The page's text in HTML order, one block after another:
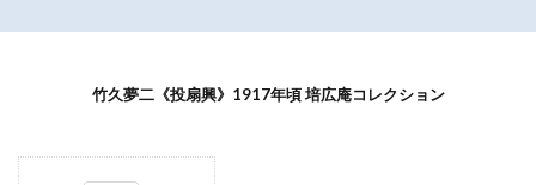
竹久夢二《投扇興》1917年頃 培広庵コレクション